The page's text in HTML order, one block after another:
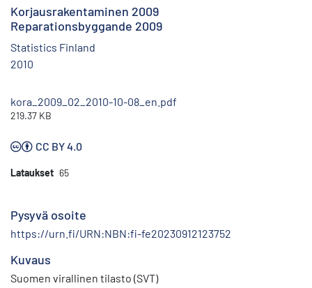
Korjausrakentaminen 2009
Reparationsbyggande 2009
Statistics Finland
2010
kora_2009_02_2010-10-08_en.pdf
219.37 KB
CC BY 4.0
Lataukset 65
Pysyvä osoite
https://urn.fi/URN:NBN:fi-fe20230912123752
Kuvaus
Suomen virallinen tilasto (SVT)